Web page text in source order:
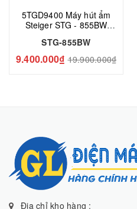
5TGD9400 Máy hút ẩm
Steiger STG - 855BW
STG-855BW
9.400.000₫ 19.900.000₫
Địa chỉ kho hàng :